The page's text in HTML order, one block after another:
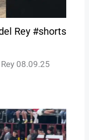
Rey #shorts
08.09.25